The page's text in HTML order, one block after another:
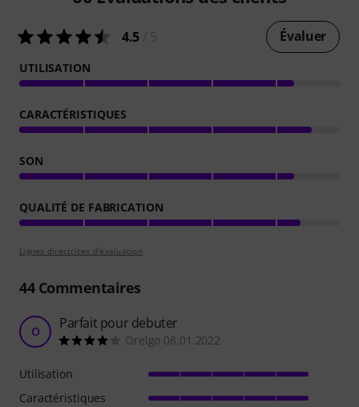
4.5 Évaluer
UTILISATION
CARACTÉRISTIQUES
SON
QUALITÉ DE FABRICATION
Lignes directrices d'évaluation
44Commentaires
O Parfait pour debuter
Orelgo 08.01.2022
Utilisation
Caractéristiques